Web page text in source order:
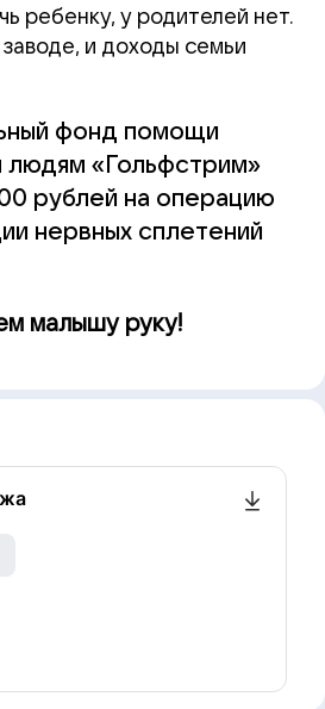
ребенку, у родителей нет.
и доходы семьи
фонд помощи
людям «Гольфстрим»
рублей на операцию
нервных сплетений
малышу руку!